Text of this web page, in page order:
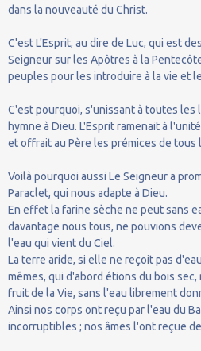
dans la nouveauté du Christ.
C'est L'Esprit, au dire de Luc, qui est
Seigneur sur les Apôtres à la
peuples pour les introduire à la vie et
C'est pourquoi, s'unissant à toutes les
hymne à Dieu. L'Esprit ramenait à
et offrait au Père les prémices de tous
Voilà pourquoi aussi Le Seigneur a
Paraclet, qui nous adapte à Dieu.
En effet la farine sèche ne peut sans
davantage nous tous, ne pouvions
l'eau qui vient du Ciel.
La terre aride, si elle ne reçoit pas
mêmes, qui d'abord étions du bois
fruit de la Vie, sans l'eau librement
Ainsi nos corps ont reçu par l'eau du
incorruptibles ; nos âmes l'ont reçue